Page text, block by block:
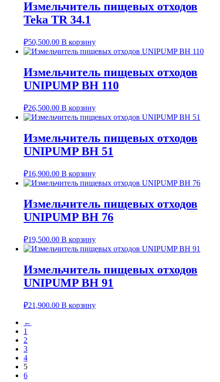
Измельчитель пищевых отходов
Teka TR 34.1
₽50,500.00 В корзину
Измельчитель пищевых отходов
UNIPUMP BH 110
₽26,500.00 В корзину
Измельчитель пищевых отходов
UNIPUMP BH 51
₽16,900.00 В корзину
Измельчитель пищевых отходов
UNIPUMP BH 76
₽19,500.00 В корзину
Измельчитель пищевых отходов
UNIPUMP BH 91
₽21,900.00 В корзину
←
1
2
3
4
5
6